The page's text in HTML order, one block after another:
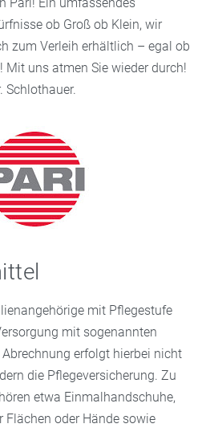
Pari! Ein umfassendes
ob Groß ob Klein, wir
zum Verleih erhältlich – egal ob
Mit uns atmen Sie wieder durch!
Schlothauer.
mit Pflegestufe
mit sogenannten
erfolgt hierbei nicht
die Pflegeversicherung. Zu
etwa Einmalhandschuhe,
Flächen oder Hände sowie